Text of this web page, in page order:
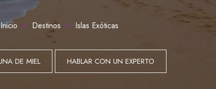
Inicio Destinos Islas Exóticas
DE MIEL HABLAR CON UN EXPERTO